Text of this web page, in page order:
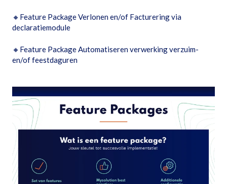
🔸 Feature Package Verlonen en/of Facturering via
declaratiemodule
🔸 Feature Package Automatiseren verwerking verzuim-
en/of feestdaguren